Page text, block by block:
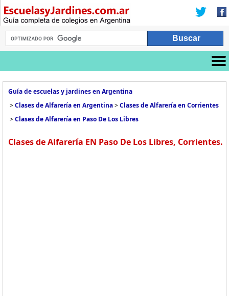
Guía de escuelas y jardines en Argentina
>Clases de Alfarería en Argentina>Clases de Alfarería en Corrientes
>Clases de Alfarería en Paso De Los Libres
Clases de Alfarería EN Paso De Los Libres, Corrientes.